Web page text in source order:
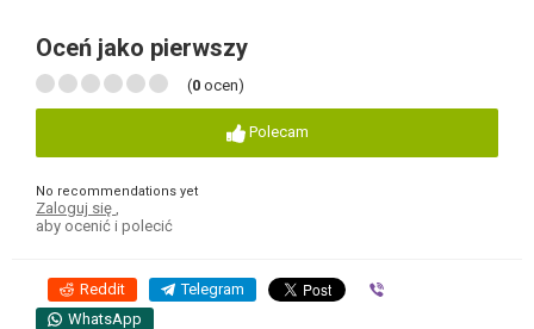
Oceń jako pierwszy
(0 ocen)
Polecam
No recommendations yet
Zaloguj się
aby ocenić i polecić
Reddit Telegram
WhatsApp